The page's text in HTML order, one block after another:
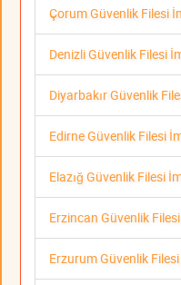
Çorum Güvenlik Filesi
Denizli Güvenlik Filesi
Diyarbakır Güvenlik
Edirne Güvenlik Filesi
Elazığ Güvenlik Filesi
Erzincan Güvenlik
Erzurum Güvenlik